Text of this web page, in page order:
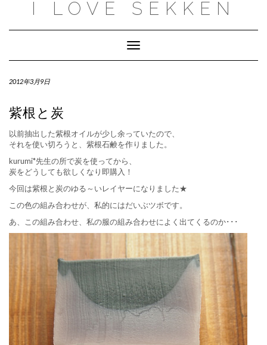
I LOVE SEKKEN
Toggle
Navigation
2012年3月9日
紫根と炭
以前抽出した紫根オイルが少し余っていたので、
それを使い切ろうと、紫根石鹸を作りました。
kurumi*先生の所で炭を使ってから、
炭をどうしても欲しくなり即購入！
今回は紫根と炭のゆる～いレイヤーになりました★
この色の組み合わせが、私的にはだいぶツボです。
あ、この組み合わせ、私の服の組み合わせによく出てくるのか･･･